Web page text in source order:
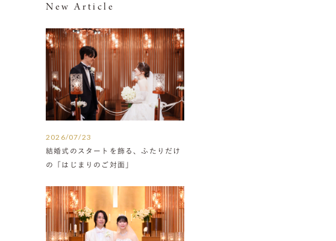
New Article
2026/07/23
結婚式のスタートを飾る、ふたりだけ
の「はじまりのご対面」